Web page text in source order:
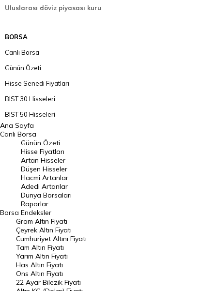
Uluslarası döviz piyasası kuru
BORSA
Canlı Borsa
Günün Özeti
Hisse Senedi Fiyatları
BIST 30 Hisseleri
BIST 50 Hisseleri
BIST 100 Hisseleri
En Çok Artan Hisseler
En Çok Düşen Hisseler
Hacmi Artanlar
Geçmiş Kapanışlar
Dünya Borsaları
Raporlar
Endeksler
DÖVİZ
Döviz Kuru
Ana Sayfa
Canlı Borsa
Borsa
Günün Özeti
Hisse Fiyatları
Artan Hisseler
Düşen Hisseler
Hacmi Artanlar
Adedi Artanlar
Dünya Borsaları
Raporlar
Endeksler
Gram Altın Fiyatı
Çeyrek Altın Fiyatı
Cumhuriyet Altını Fiyatı
Tam Altın Fiyatı
Yarım Altın Fiyatı
Has Altın Fiyatı
Ons Altın Fiyatı
22 Ayar Bilezik Fiyatı